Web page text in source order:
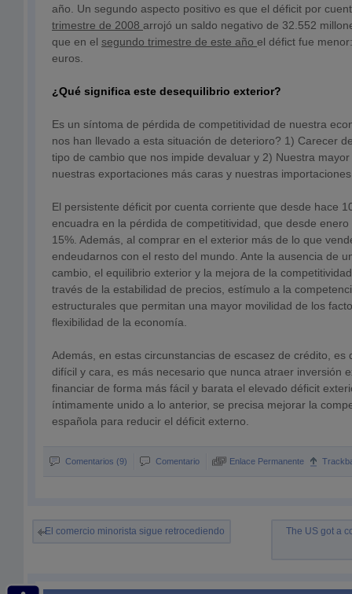
año. Un segundo aspecto positivo es que el déficit por
trimestre de 2008 arrojó un saldo negativo de 32.552
que en el segundo trimestre de este año el défict fue
euros.
¿Qué significa este desequilibrio exterior?
Es un síntoma de pérdida de competitividad de nuestra
nos han llevado a esta situación de deterioro? 1) Carecer
tipo de cambio que nos impide devaluar y 2) Nuestra
nuestras exportaciones más caras y nuestras
El persistente déficit por cuenta corriente que desde hace
encuadra en la pérdida de competitividad, que desde
15%. Además, al comprar en el exterior más de lo que
endeudarnos con el resto del mundo. Ante la ausencia de
cambio, el equilibrio exterior y la mejora de la
través de la estabilidad de precios, estímulo a la
estructurales que permitan una mayor movilidad de los
flexibilidad de la economía.
Además, en estas circunstancias de escasez de crédito, es
difícil y cara, es más necesario que nunca atraer inversión
financiar de forma más fácil y barata el elevado déficit
íntimamente unido a lo anterior, se precisa mejorar la
española para reducir el déficit externo.
Comentarios (9) Comentario Enlace Permanente
El comercio minorista sigue retrocediendo The US got a